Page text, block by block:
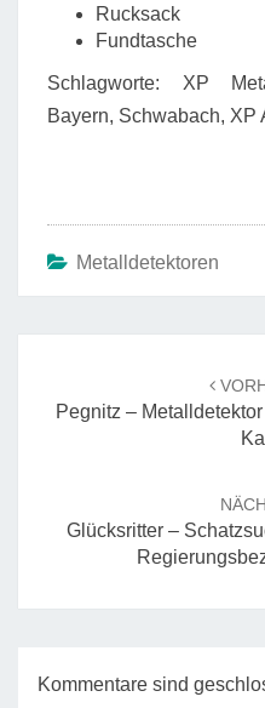
Rucksack
Fundtasche
Schlagworte: XP
Bayern, Schwabach, XP
Metalldetektoren
Pegnitz –
Glücksritter –
Kommentare sind